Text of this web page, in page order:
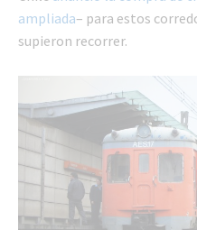
ampliada– para estos
supieron recorrer.